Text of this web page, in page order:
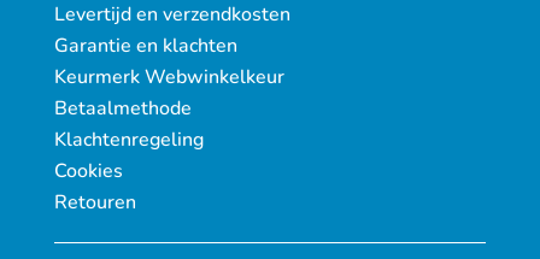
Levertijd en verzendkosten
Garantie en klachten
Keurmerk Webwinkelkeur
Betaalmethode
Klachtenregeling
Cookies
Retouren